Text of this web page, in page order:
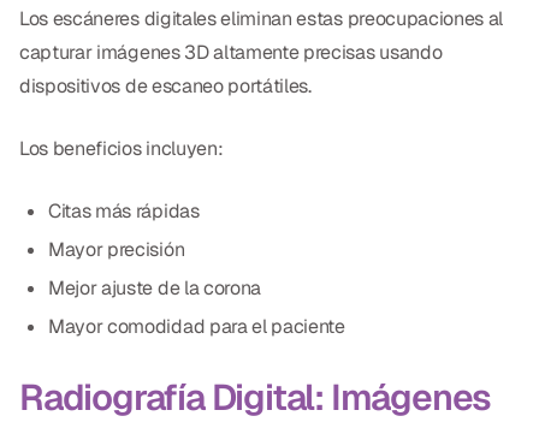
Los escáneres digitales eliminan estas preocupaciones al
capturar imágenes 3D altamente precisas usando
dispositivos de escaneo portátiles.
Los beneficios incluyen:
Citas más rápidas
Mayor precisión
Mejor ajuste de la corona
Mayor comodidad para el paciente
Radiografía Digital: Imágenes